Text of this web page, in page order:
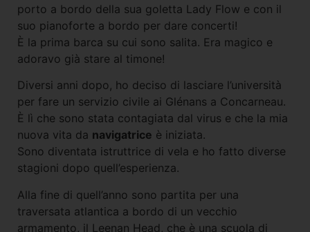
porto a bordo della sua goletta Lady Flow e con il
suo pianoforte a bordo per dare concerti!
È la prima barca su cui sono salita. Era magico e
adoravo già stare al timone!
Diversi anni dopo, ho deciso di lasciare l’università
per fare un servizio civile ai Glénans a Concarneau.
È lì che sono stata contagiata dal virus e che la mia
nuova vita da navigatrice è iniziata.
Sono diventata istruttrice di vela e ho fatto diverse
stagioni dopo quell’esperienza.
Alla fine di quell’anno sono partita per una
traversata atlantica a bordo di un vecchio
armamento, il Leenan Head, che è una scuola di